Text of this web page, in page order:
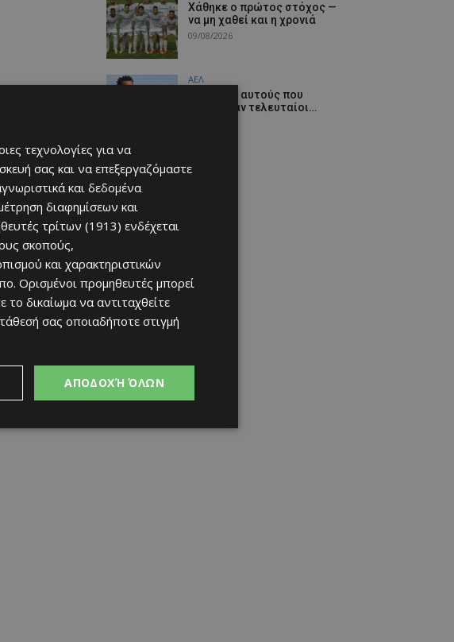
ενώ δήλωσε
και
με την
Χάθηκε ο πρώτος στόχος —
να μη χαθεί και η χρονιά
09/08/2026
ΑΕΛ
Γεύση απ’ αυτούς που
αφίχθηκαν τελευταίοι…
τεχνολογίες για να
σας και να επεξεργαζόμαστε
και δεδομένα
διαφημίσεων και
τρίτων (1913) ενδέχεται
σκοπούς,
και χαρακτηριστικών
Ορισμένοι προμηθευτές μπορεί
το δικαίωμα να αντιταχθείτε
σας οποιαδήποτε στιγμή
ΑΠΟΔΟΧΉ ΌΛΩΝ